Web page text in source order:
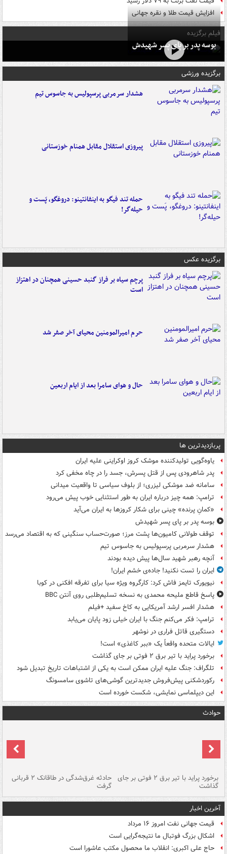
افزایش قیمت طلا و نقره جهانی
فیلم برگزیده
بوسه‌ پدر بر پای پسر شهیدش
برگزیده ورزشی
هشدار سرمربی پرسپولیس به جاسوس تیم
پیروزی استقلال مقابل همنام خوزستانی
حمله تند فیگو به اینفانتینو: دروغگو، پَست‌ و
حیله‌گر!
برگزیده عکس
پرچم سیاه بر فراز گنبد حسینی همچنان در اهتزاز
است
حرم امیرالمومنین محیای آخر صفر شد
حال و هوای سامرا بعد از ایام اربعین
پربازدیدترین ها
یاوه‌گویی تولیدکننده موشک کروز اوکراینی علیه ایران
پدر شاهرودی پس از قتل پسرش، جسد را در چاه مخفی کرد
سامانه ضد موشکی لیزری؛ از بلوف سیاسی تا واقعیت میدانی
ترامپ: همه چیز درباره ایران به طور استثنایی خوب پیش می‌رود
«کمانِ پرنده» چینی برای شکار کروزها به ایران می‌آید
بوسه‌ پدر بر پای پسر شهیدش
توقف طولانی کامیون‌ها پشت مرز؛ صورت‌حساب سنگینی که به اقتصاد می‌رسد
هشدار سرمربی پرسپولیس به جاسوس تیم
آنچه رهبر شهید سال‌ها پیش دیده بودند
ایران را تست نکنید! جاده‌ی خشم ایران!
نیویورک تایمز فاش کرد: کارگروه ویژه سیا برای تفرقه افکنی در کوبا
پاسخ قاطع ملیحه محمدی به نسخه تسلیم‌طلبی روی آنتن BBC
هشدار افسر ارشد آمریکایی به کاخ سفید +فیلم
ترامپ: فکر می‌کنم جنگ با ایران خیلی زود پایان می‌یابد
دستگیری قاتل فراری در نوشهر
ایالات متحده واقعاً یک «ببر کاغذی» است!
برخورد پراید با تیر برق ۲ فوتی بر جای گذاشت
تلگراف: جنگ علیه ایران ممکن است به یکی از اشتباهات تاریخ تبدیل شود
رکوردشکنی پیش‌فروش جدیدترین گوشی‌های تاشوی سامسونگ
این دیپلماسی نمایشی، شکست خورده است
حوادث
برخورد پراید با تیر برق ۲ فوتی بر جای
گذاشت
حادثه غرق‌شدگی در طاقانک ۲ قربانی
گرفت
آخرین اخبار
قیمت جهانی نفت امروز ۱۶ مرداد
اشکال بزرگ فوتبال ما نتیجه‌گرایی است
حاج علی اکبری: انقلاب ما محصول مکتب عاشورا است